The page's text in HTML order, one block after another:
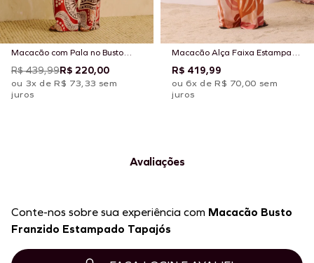
Macacão com Pala no Busto
Estampado Incaica
R$ 439,99R$ 220,00
ou 3x de R$ 73,33 sem
juros
Macacão Alça Faixa Estampado
Igarapés
R$ 419,99
ou 6x de R$ 70,00 sem
juros
Avaliações
Conte-nos sobre sua experiência com Macacão Busto
Franzido Estampado Tapajós